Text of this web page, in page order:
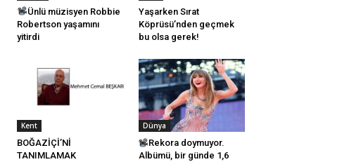
Ünlü müzisyen Robbie
Robertson yaşamını
yitirdi
Yaşarken Sırat
Köprüsü’nden geçmek
bu olsa gerek!
Kent
BOĞAZİÇİ’Nİ
TANIMLAMAK
Dünya
Rekora doymuyor.
Albümü, bir günde 1,6